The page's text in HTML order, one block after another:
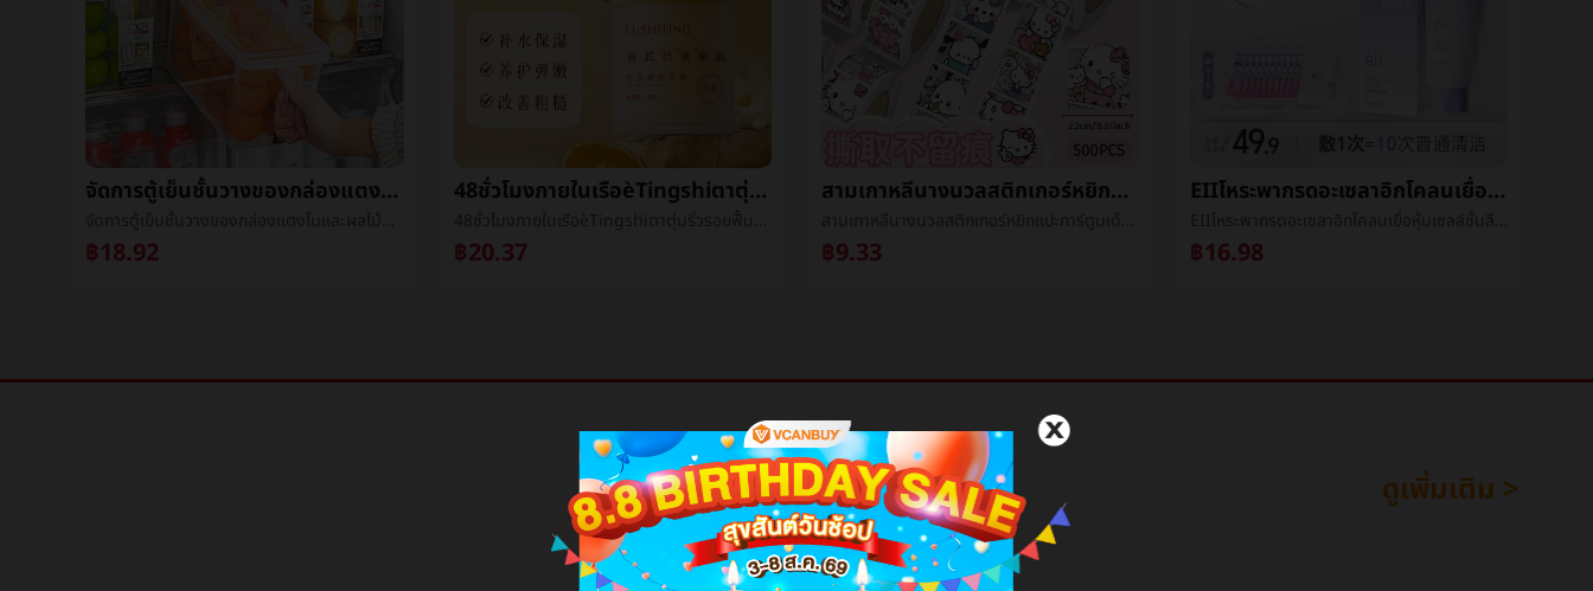
จัดการตู้เย็นชั้นวางของกล่องแตงโมและผลไม้ä¿é²กล่องตู้เย็นเตรียมการกล่องห้องครัวผักและผลไม้อาหารความจุสูงชั้นวางของกล่อง
฿18.92
48ชั่วโมงภายในเรือèTingshiตาตุ่มริ้วรอยฟื้นฟูผิวหลีกเลี่ยงล้างนอนหลับหน้ากากการเสริมกำลังให้ความชุ่มชื้นกล่าวถึงสดใสผิว
฿20.37
สามเกาหลีนางนวลสติกเกอร์หยิกแปะการ์ตูนเด็กรางวัลหญิงมือบัญชีวัสดุdiyซีลแปะåเยื่อหุ้มเซลล์เทปขายส่ง
฿9.33
EIIโหระพากรดอะเซลาอิกโคลนเยื่อหุ้มเซลล์ชั้นลึกสะอาดโคลนสิวสิวหัวดำหดรูขุมขนละเลงé¢เยื่อหุ้มเซลล์หญิงผลิตภัณฑ์ดูแลผิว
฿16.98
VCB Mall ดูเพิ่มเติม >